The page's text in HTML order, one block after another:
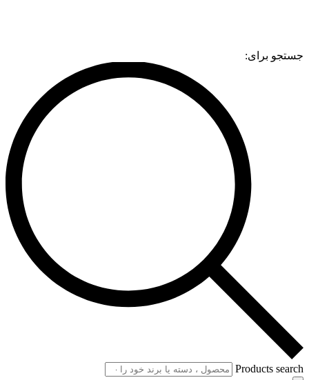
جستجو برای:
Products search